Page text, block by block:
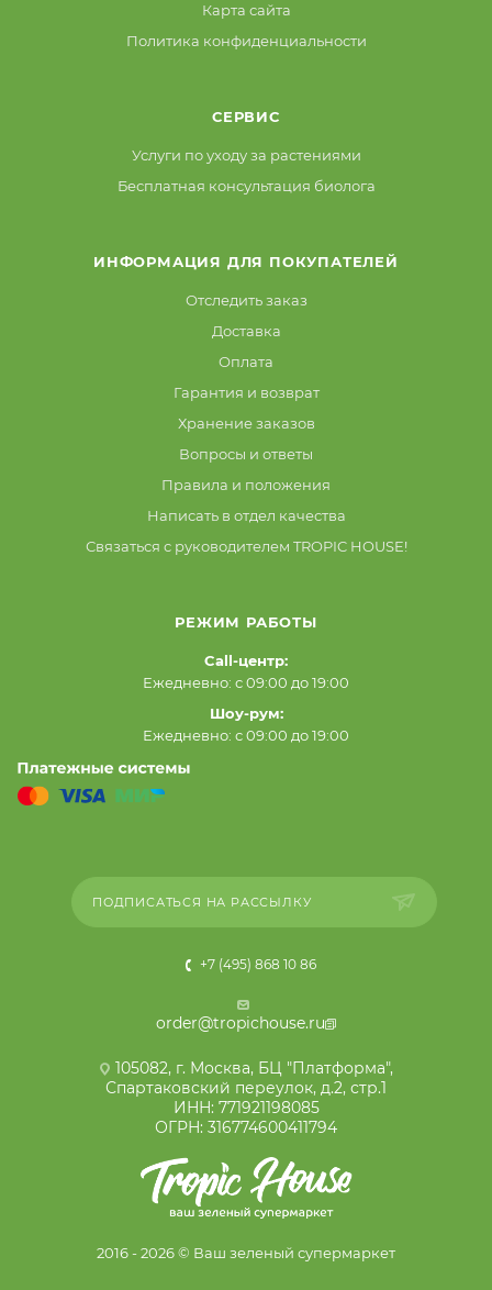
Карта сайта
Политика конфиденциальности
СЕРВИС
Услуги по уходу за растениями
Бесплатная консультация биолога
ИНФОРМАЦИЯ ДЛЯ ПОКУПАТЕЛЕЙ
Отследить заказ
Доставка
Оплата
Гарантия и возврат
Хранение заказов
Вопросы и ответы
Правила и положения
Написать в отдел качества
Связаться с руководителем TROPIC HOUSE!
РЕЖИМ РАБОТЫ
Call-центр:
Ежедневно: с 09:00 до 19:00
Шоу-рум:
Ежедневно: с 09:00 до 19:00
ПОДПИСАТЬСЯ НА РАССЫЛКУ
+7 (495) 868 10 86
order@tropichouse.ru
105082, г. Москва, БЦ "Платформа",
Спартаковский переулок, д.2, стр.1
ИНН: 771921198085
ОГРН: 316774600411794
2016 - 2026 © Ваш зеленый супермаркет